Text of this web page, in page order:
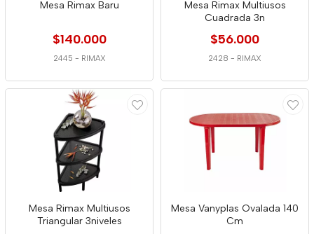
Mesa Rimax Baru
$140.000
2445 - RIMAX
Mesa Rimax Multiusos
Cuadrada 3n
$56.000
2428 - RIMAX
Mesa Rimax Multiusos
Triangular 3niveles
Mesa Vanyplas Ovalada 140
Cm